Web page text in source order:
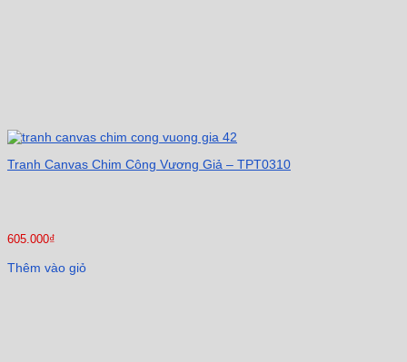
Tranh Canvas Chim Công Vương Giả – TPT0310
605.000₫
Thêm vào giỏ